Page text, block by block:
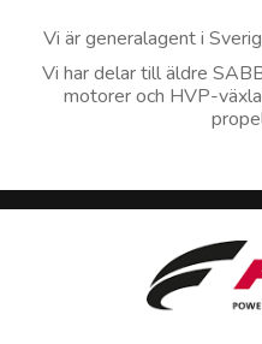
Vi är generalagent i
Vi har delar till äldre
motorer och HVP-